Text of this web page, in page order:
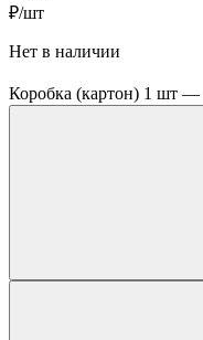
₽/шт
Нет в наличии
Коробка (картон) 1 шт —